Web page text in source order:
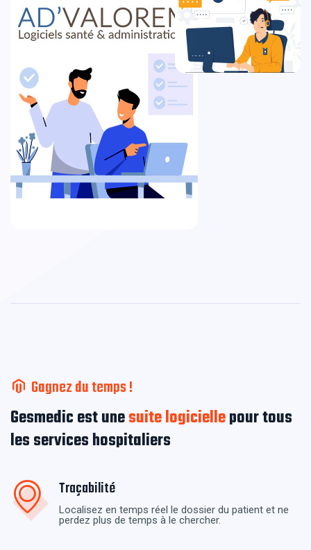
Gagnez du temps !
Gesmedic est unesuite logiciellepour tous
les services hospitaliers
Traçabilité
Localisez en temps réel le dossier du patient et ne
perdez plus de temps à le chercher.